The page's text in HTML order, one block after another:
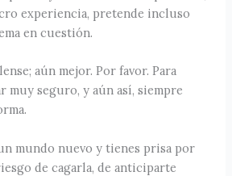
experiencia, pretende incluso
en cuestión.
aún mejor. Por favor. Para
muy seguro, y aún así, siempre
mundo nuevo y tienes prisa por
de cagarla, de anticiparte